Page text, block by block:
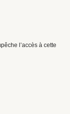
l’accès à cette